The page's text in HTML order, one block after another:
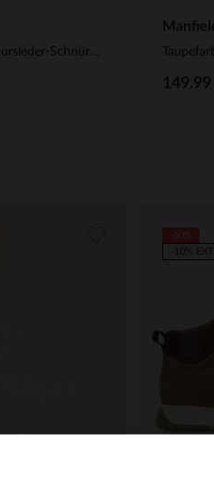
149.99
-10%